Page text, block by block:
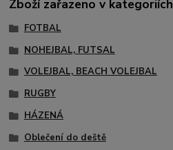
Zboží zařazeno v kategoriích
FOTBAL
NOHEJBAL, FUTSAL
VOLEJBAL, BEACH VOLEJBAL
RUGBY
HÁZENÁ
Oblečení do deště